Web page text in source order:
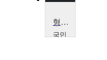
형사정책
국민